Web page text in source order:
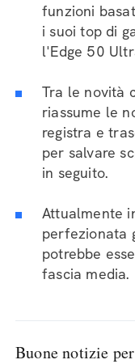
funzioni
i suoi top di
l'Edge 50
Tra le novità
riassume le
registra e
per salvare
in seguito.
Attualmente
perfezionata
potrebbe
fascia media.
Buone notizie